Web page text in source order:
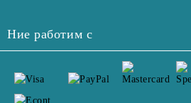
Ние работим с